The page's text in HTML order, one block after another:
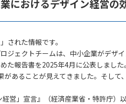
業におけるデザイン経営
された情報です。
ジェクトチームは、中小企業がデザ
た報告書を2025年4月に公表しまし
があることが見えてきました。そして
営」宣言』（経済産業省・特許庁